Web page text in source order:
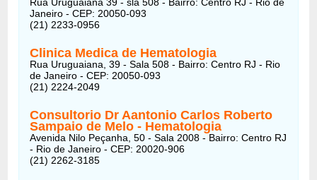
Janeiro - CEP: 20050-093
(21) 2233-0956
Clinica Medica de Hematologia
Rua Uruguaiana, 39 - Sala 508 - Bairro: Centro RJ - Rio
de Janeiro - CEP: 20050-093
(21) 2224-2049
Consultorio Dr Aantonio Carlos Roberto
Sampaio de Melo - Hematologia
Avenida Nilo Peçanha, 50 - Sala 2008 - Bairro: Centro RJ
- Rio de Janeiro - CEP: 20020-906
(21) 2262-3185